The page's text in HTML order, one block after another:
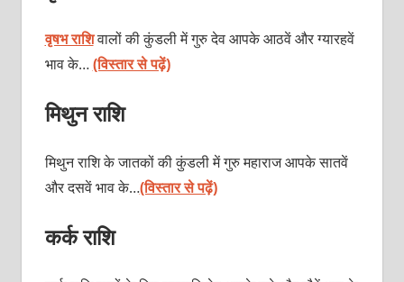
वृषभ राशिवालों की कुंडली में गुरु देव आपके आठवें और ग्यारहवें
भाव के…(विस्तार से पढ़ें)
मिथुन राशि
मिथुन राशि के जातकों की कुंडली में गुरु महाराज आपके सातवें
और दसवें भाव के…(विस्तार से पढ़ें)
कर्क राशि